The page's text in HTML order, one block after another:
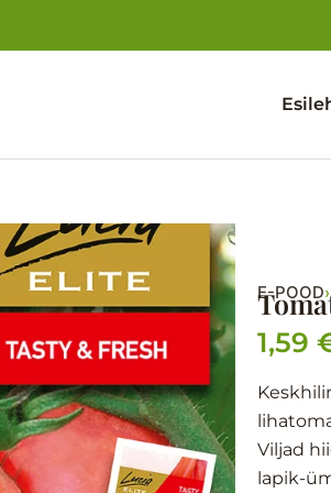
E-POOD›
1,59
Viljad
lapik-